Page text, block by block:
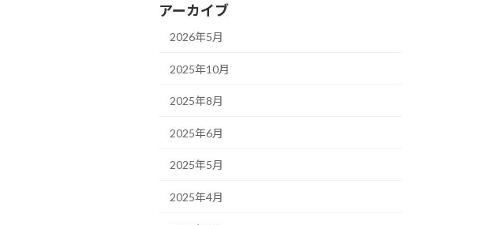
アーカイブ
2026年5月
2025年10月
2025年8月
2025年6月
2025年5月
2025年4月